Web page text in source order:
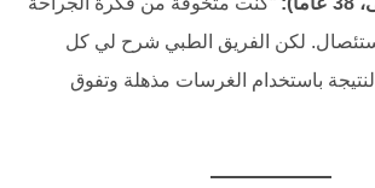
لكن الفريق الطبي شرح لي كل
باستخدام الغرسات مذهلة وتفوق